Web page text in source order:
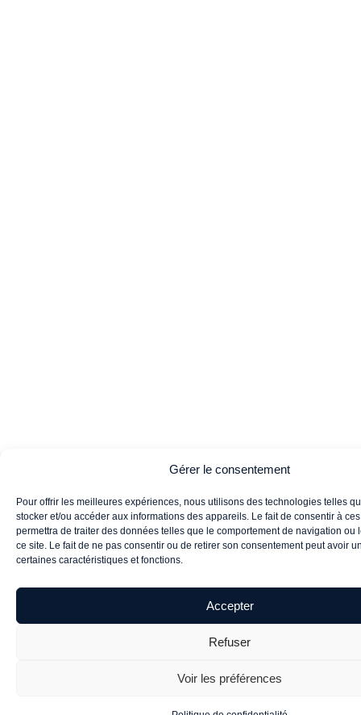
Gérer le consentement
Pour offrir les meilleures expériences, nous utilisons des technologies telles
stocker et/ou accéder aux informations des appareils. Le fait de consentir à
permettra de traiter des données telles que le comportement de navigation ou
ce site. Le fait de ne pas consentir ou de retirer son consentement peut avoir
certaines caractéristiques et fonctions.
Accepter
Refuser
Voir les préférences